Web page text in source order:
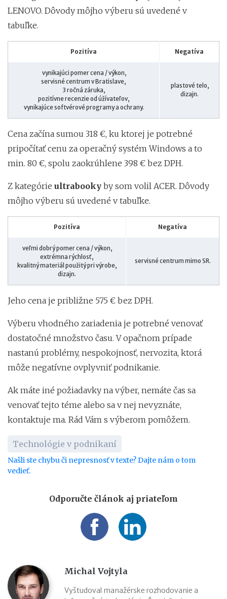
LENOVO. Dôvody môjho výberu sú uvedené v
tabuľke.
Pozitíva Negatíva
vynikajúci pomer cena / výkon,
servisné centrum v Bratislave,
3 ročná záruka,
pozitívne recenzie od úžívateľov,
vynikajúce softvérové programy a ochrany.
plastové telo,
dizajn.
Cena začína sumou 318 €, ku ktorej je potrebné
pripočítať cenu za operačný systém Windows a to
min. 80 €, spolu zaokrúhlene 398 € bez DPH.
Z kategórie ultrabooky by som volil ACER. Dôvody
môjho výberu sú uvedené v tabuľke.
Pozitíva Negatíva
veľmi dobrý pomer cena / výkon,
extrémna rýchlosť,
kvalitný materiál použitý pri výrobe,
dizajn.
servisné centrum mimo SR.
Jeho cena je približne 575 € bez DPH.
Výberu vhodného zariadenia je potrebné venovať
dostatočné množstvo času. V opačnom prípade
nastanú problémy, nespokojnosť, nervozita, ktorá
môže negatívne ovplyvniť podnikanie.
Ak máte iné požiadavky na výber, nemáte čas sa
venovať tejto téme alebo sa v nej nevyznáte,
kontaktuje ma. Rád Vám s výberom pomôžem.
Technológie v podnikaní
Našli ste chybu či nepresnosť v texte? Dajte nám o tom
vedieť.
Odporučte článok aj priateľom
Michal Vojtyla
Vyštudoval manažérske rozhodovanie a